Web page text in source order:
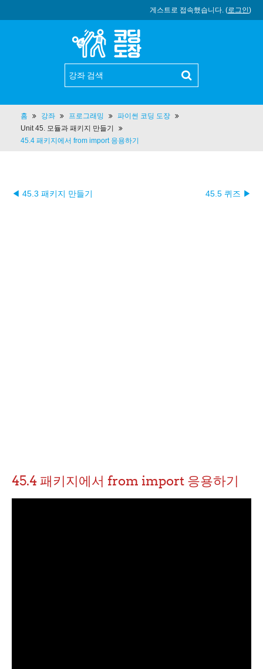
게스트로 접속했습니다. (로그인)
홈 강좌 프로그래밍
파이썬 코딩 도장
Unit 45. 모듈과 패키지 만들기
45.4 패키지에서 from import 응용하기
◀ 45.3 패키지 만들기 45.5 퀴즈 ▶︎
45.4 패키지에서 from import 응용하기